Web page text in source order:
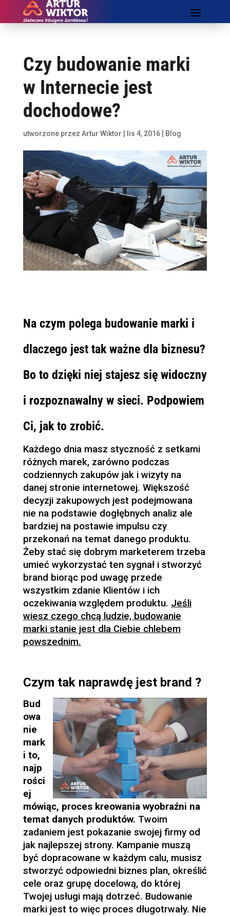
Czy budowanie marki
w Internecie jest
dochodowe?
utworzone przez Artur Wiktor lis 4, 2016| Blog
Na czym polega budowanie marki i
dlaczego jest tak ważne dla biznesu?
Bo to dzięki niej stajesz się widoczny
i rozpoznawalny w sieci. Podpowiem
Ci, jak to zrobić.
Każdego dnia masz styczność z setkami
różnych marek, zarówno podczas
codziennych zakupów jak i wizyty na
danej stronie internetowej. Większość
decyzji zakupowych jest podejmowana
nie na podstawie dogłębnych analiz ale
bardziej na postawie impulsu czy
przekonań na temat danego produktu.
Żeby stać się dobrym marketerem trzeba
umieć wykorzystać ten sygnał i stworzyć
brand biorąc pod uwagę przede
wszystkim zdanie Klientów i ich
oczekiwania względem produktu. Jeśli
wiesz czego chcą ludzie, budowanie
marki stanie jest dla Ciebie chlebem
powszednim.
Czym tak naprawdę jest brand ?
Bud
owa
nie
mark
i to,
najp
rości
ej
mówiąc, proces kreowania wyobraźni na
temat danych produktów. Twoim
zadaniem jest pokazanie swojej firmy od
jak najlepszej strony. Kampanie muszą
być dopracowane w każdym calu, musisz
stworzyć odpowiedni biznes plan, określić
cele oraz grupę docelową, do której
Twojej usługi mają dotrzeć. Budowanie
marki jest to więc proces długotrwały. Nie